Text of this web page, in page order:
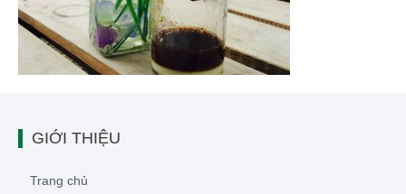
GIỚI THIỆU
Trang chủ